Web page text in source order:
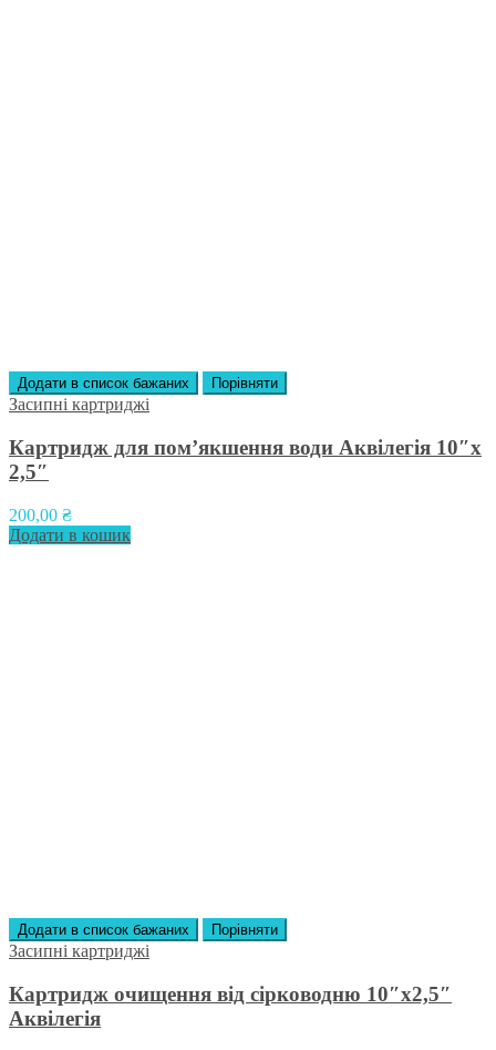
Додати в список бажаних Порівняти
Засипні картриджі
Картридж для пом’якшення води Аквілегія 10″х
2,5″
200,00 ₴
Додати в кошик
Додати в список бажаних Порівняти
Засипні картриджі
Картридж очищення від сірководню 10″х2,5″
Аквілегія